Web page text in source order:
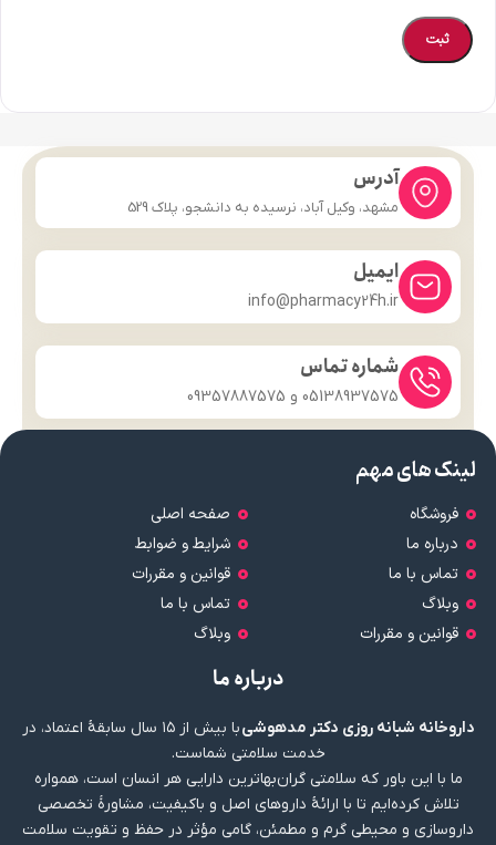
آدرس
مشهد، وکیل آباد، نرسیده به دانشجو، پلاک 529
ایمیل
info@pharmacy24h.ir
شماره تماس
05138937575 و 09357887575
لینک های مهم
فروشگاه
درباره ما
تماس با ما
وبلاگ
قوانین و مقررات
صفحه اصلی
شرایط و ضوابط
قوانین و مقررات
تماس با ما
وبلاگ
درباره ما
داروخانه شبانه روزی دکتر مدهوشی
با بیش از ۱۵ سال سابقهٔ اعتماد، در
خدمت سلامتی شماست.
ما با این باور که سلامتی گران‌بهاترین دارایی هر انسان است، همواره
تلاش کرده‌ایم تا با ارائهٔ داروهای اصل و باکیفیت، مشاورهٔ تخصصی
داروسازی و محیطی گرم و مطمئن، گامی مؤثر در حفظ و تقویت سلامت